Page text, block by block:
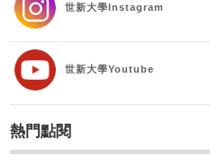
世新大學Instagram
世新大學Youtube
熱門點閱